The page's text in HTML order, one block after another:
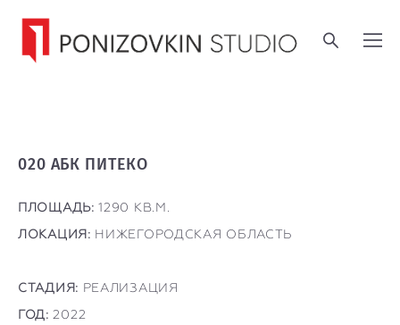
020 АБК ПИТЕКО
ПЛОЩАДЬ: 1290 КВ.М.
ЛОКАЦИЯ: НИЖЕГОРОДСКАЯ ОБЛАСТЬ
СТАДИЯ: РЕАЛИЗАЦИЯ
ГОД: 2022